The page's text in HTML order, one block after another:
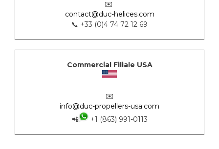
✉️
contact@duc-helices.com
📞 +33 (0)4 74 72 12 69
Commercial Filiale USA
✉️
info@duc-propellers-usa.com
📲
+1 (863) 991-0113